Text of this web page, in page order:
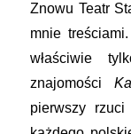
Znowu Teatr
mnie
właściwie
znajomości
pierwszy